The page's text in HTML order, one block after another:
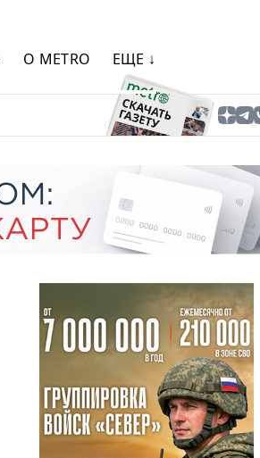
О METRO ЕЩЕ ↓